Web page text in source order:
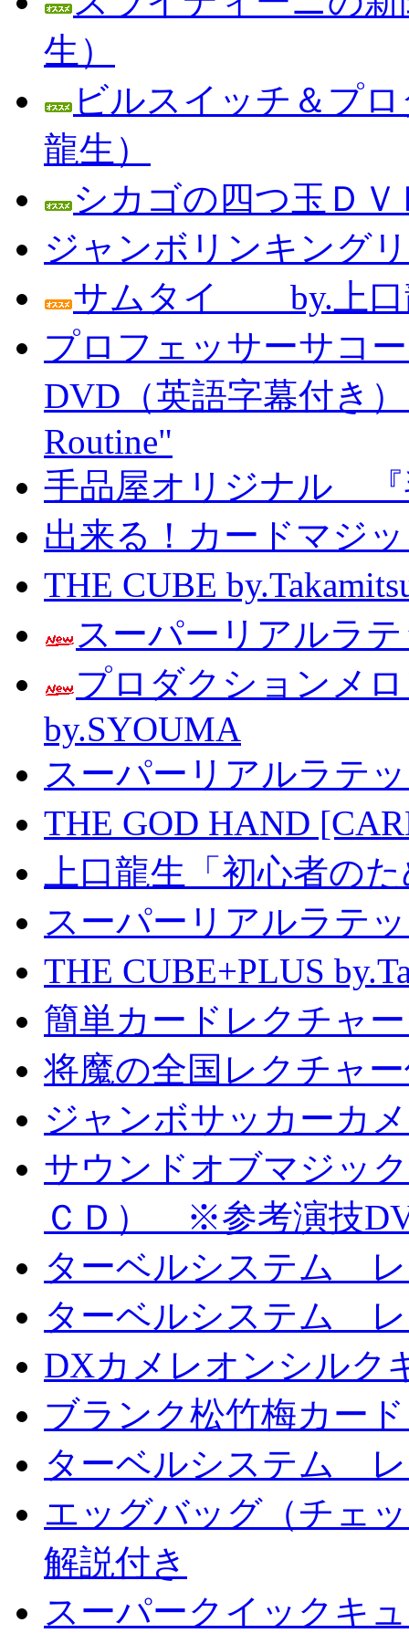
生）
ビルスイッチ＆プ
龍生）
シカゴの四つ玉Ｄ
ジャンボリンキング
サムタイ by.上口
プロフェッサーサコ
DVD（英語字幕付き
Routine"
手品屋オリジナル 『
出来る！カードマジ
THE CUBE
スーパーリアルラ
プロダクションメ
by.SYOUMA
スーパーリアルラテ
THE GOD HAND
上口龍生「初心者の
スーパーリアルラテ
THE CUBE+PLUS
簡単カードレクチャ
将魔の全国レクチャ
ジャンボサッカーカ
サウンドオブマジッ
ＣＤ） ※参考演技
ターベルシステム
ターベルシステム
DXカメレオンシル
ブランク松竹梅カー
ターベルシステム
エッグバッグ（チェ
解説付き
スーパークイックキ